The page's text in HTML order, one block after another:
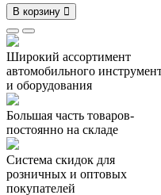
В корзину
Широкий ассортимент
автомобильного
и оборудования
Большая часть товаров-
постоянно на складе
Система скидок для
розничных и оптовых
покупателей